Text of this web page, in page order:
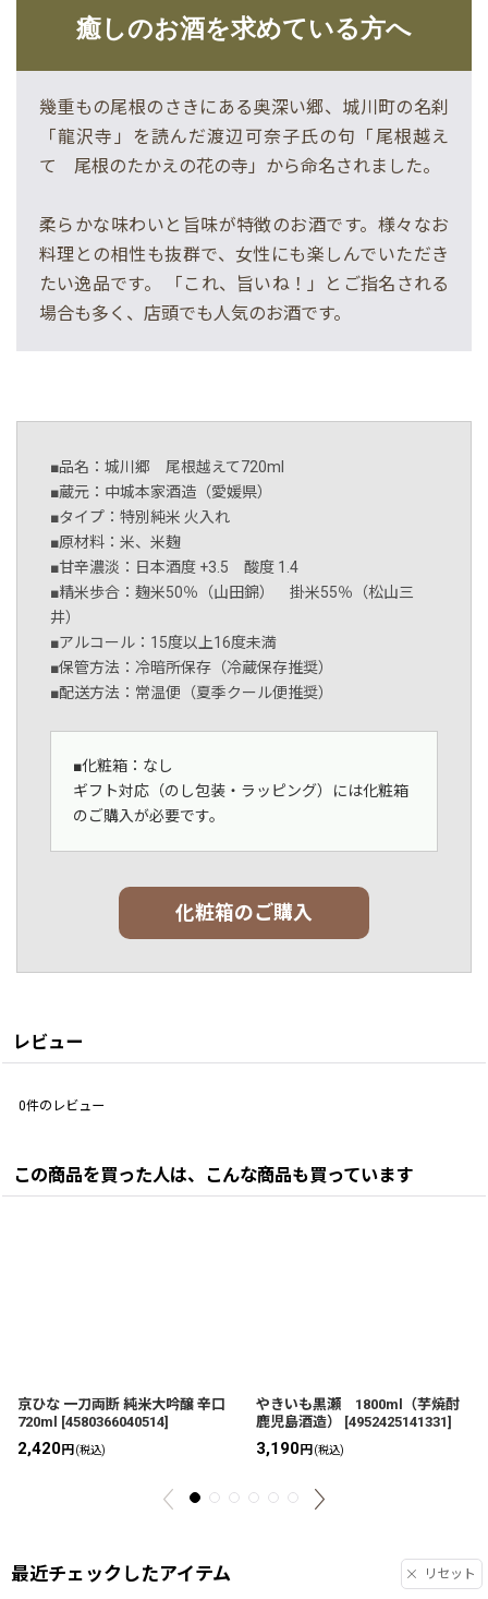
癒しのお酒を求めている方へ
幾重もの尾根のさきにある奥深い郷、城川町の名刹
「龍沢寺」を読んだ渡辺可奈子氏の句「尾根越え
て 尾根のたかえの花の寺」から命名されました。
柔らかな味わいと旨味が特徴のお酒です。様々なお
料理との相性も抜群で、女性にも楽しんでいただき
たい逸品です。 「これ、旨いね！」とご指名される
場合も多く、店頭でも人気のお酒です。
■品名：城川郷 尾根越えて720ml
■蔵元：中城本家酒造（愛媛県）
■タイプ：特別純米 火入れ
■原材料：米、米麹
■甘辛濃淡：日本酒度 +3.5 酸度 1.4
■精米歩合：麹米50％（山田錦） 掛米55％（松山三
井）
■アルコール：15度以上16度未満
■保管方法：冷暗所保存（冷蔵保存推奨）
■配送方法：常温便（夏季クール便推奨）
■化粧箱：なし
ギフト対応（のし包装・ラッピング）には化粧箱
のご購入が必要です。
化粧箱のご購入
レビュー
0件のレビュー
この商品を買った人は、こんな商品も買っています
京ひな 一刀両断 純米大吟醸 辛口
720ml
[4580366040514]
2,420円 (税込)
やきいも黒瀬 1800ml（芋焼酎
鹿児島酒造）
[4952425141331]
3,190円 (税込)
最近チェックしたアイテム リセット